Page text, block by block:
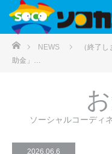
ホームNEWS
（終了
助金」…
ソーシャルコーディ
2026.06.6